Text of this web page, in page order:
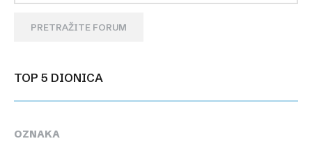
PRETRAŽITE FORUM
TOP 5 DIONICA
OZNAKA